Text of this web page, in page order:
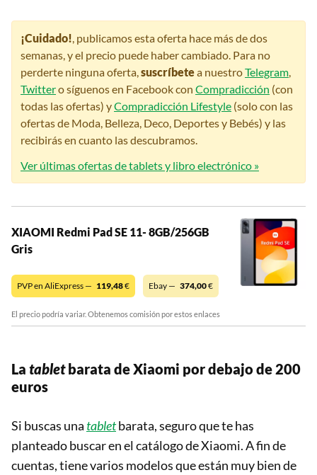
¡Cuidado!, publicamos esta oferta hace más de dos
semanas, y el precio puede haber cambiado. Para no
perderte ninguna oferta,suscríbetea nuestroTelegram,
Twittero síguenos en Facebook con Compradicción (con
todas las ofertas) yCompradicción Lifestyle (solo con las
ofertas de Moda, Belleza, Deco, Deportes y Bebés) y las
recibirás en cuanto las descubramos.
Ver últimas ofertas de tablets y libro electrónico »
XIAOMI Redmi Pad SE 11- 8GB/256GB
Gris
PVP en AliExpress — 119,48€ Ebay — 374,00€
El precio podría variar. Obtenemos comisión por estos enlaces
La tabletbarata de Xiaomi por debajo de 200
euros
Si buscas una tabletbarata, seguro que te has
planteado buscar en el catálogo de Xiaomi. A fin de
cuentas, tiene varios modelos que están muy bien de